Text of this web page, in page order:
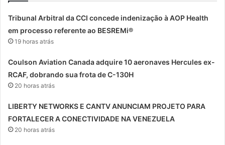
Tribunal Arbitral da CCI concede indenização à AOP Health
em processo referente ao BESREMi®
19 horas atrás
Coulson Aviation Canada adquire 10 aeronaves Hercules ex-
RCAF, dobrando sua frota de C-130H
20 horas atrás
LIBERTY NETWORKS E CANTV ANUNCIAM PROJETO PARA
FORTALECER A CONECTIVIDADE NA VENEZUELA
20 horas atrás